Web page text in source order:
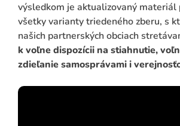
výsledkom je aktualizovaný materiál
všetky varianty triedeného zberu, s
našich partnerských obciach
k voľne dispozícii na stiahnutie,
zdieľanie samosprávami i